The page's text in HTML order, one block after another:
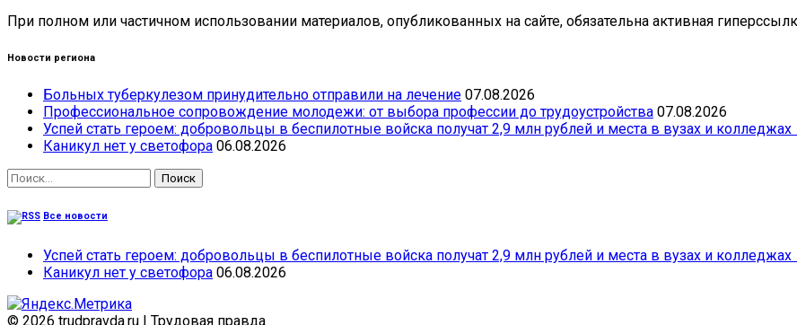
При полном или частичном использовании материалов, опубликованных на сайте, обязательна активная
Новости региона
Больных туберкулезом принудительно отправили на лечение 07.08.2026
Профессиональное сопровождение молодежи: от выбора профессии до трудоустройства 07.08.2026
Успей стать героем: добровольцы в беспилотные войска получат 2,9 млн рублей и места в вузах и колледжах
Каникул нет у светофора 06.08.2026
Найти:
Все новости
Успей стать героем: добровольцы в беспилотные войска получат 2,9 млн рублей и места в вузах и колледжах
Каникул нет у светофора 06.08.2026
© 2026 trudpravda.ru Трудовая правда